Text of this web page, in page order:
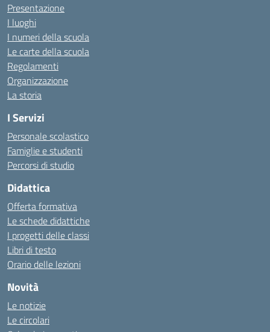
Presentazione
I luoghi
I numeri della scuola
Le carte della scuola
Regolamenti
Organizzazione
La storia
I Servizi
Personale scolastico
Famiglie e studenti
Percorsi di studio
Didattica
Offerta formativa
Le schede didattiche
I progetti delle classi
Libri di testo
Orario delle lezioni
Novità
Le notizie
Le circolari